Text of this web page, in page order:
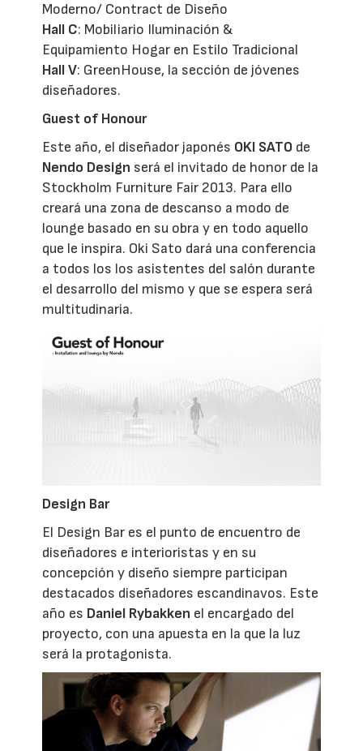
Moderno/ Contract de Diseño
Hall C: Mobiliario Iluminación &
Equipamiento Hogar en Estilo Tradicional
Hall V: GreenHouse, la sección de jóvenes
diseñadores.
Guest of Honour
Este año, el diseñador japonés OKI SATO de
Nendo Design será el invitado de honor de la
Stockholm Furniture Fair 2013. Para ello
creará una zona de descanso a modo de
lounge basado en su obra y en todo aquello
que le inspira. Oki Sato dará una conferencia
a todos los los asistentes del salón durante
el desarrollo del mismo y que se espera será
multitudinaria.
Design Bar
El Design Bar es el punto de encuentro de
diseñadores e interioristas y en su
concepción y diseño siempre participan
destacados diseñadores escandinavos. Este
año es Daniel Rybakken el encargado del
proyecto, con una apuesta en la que la luz
será la protagonista.